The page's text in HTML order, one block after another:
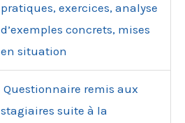
pratiques, exercices, analyse
d’exemples concrets, mises
en situation
Questionnaire remis aux
stagiaires suite à la